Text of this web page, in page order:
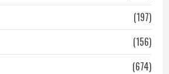
(197)
(156)
(674)